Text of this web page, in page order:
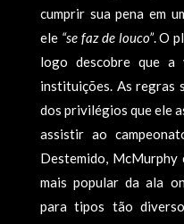
cumprir sua pena em
ele “se faz de louco”. O
logo descobre que a
instituições. As regras
dos privilégios que ele
assistir ao
Destemido, McMurphy
mais popular da ala
para tipos tão